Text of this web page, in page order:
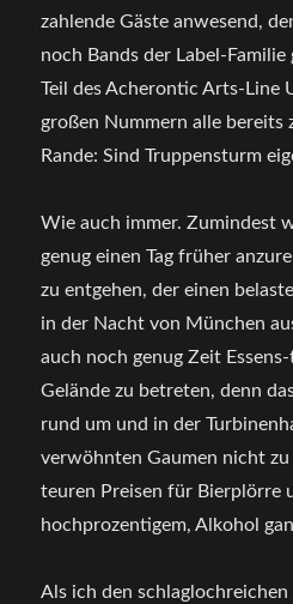
zahlende Gäste anwesend,
noch Bands der Label-
Teil des Acherontic Arts-Line
großen Nummern alle bereits
Rande: Sind Truppensturm
Wie auch immer. Zumindest
genug einen Tag früher
zu entgehen, der einen
in der Nacht von München
auch noch genug Zeit
Gelände zu betreten, denn
rund um und in der
verwöhnten Gaumen nicht zu
teuren Preisen für Bierplörre
hochprozentigem, Alkohol
Als ich den